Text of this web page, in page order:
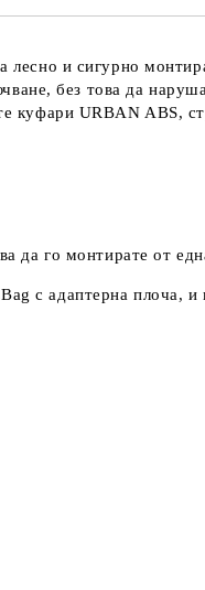
и сигурно
без това да
куфари URBAN ABS,
да го монтирате от
с адаптерна плоча, и